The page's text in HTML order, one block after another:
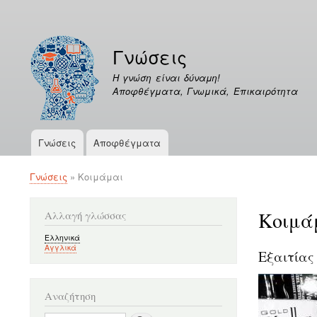
λογαριασμού
χρήστη
Γνώσεις
Η γνώση είναι δύναμη!
Αποφθέγματα, Γνωμικά, Επικαιρότητα
Κεντρική
Γνώσεις Αποφθέγματα
Breadcrumb
Γνώσεις Κοιμάμαι
Αλλαγή γλώσσας
Ελληνικά
Αγγλικά
Αναζήτηση